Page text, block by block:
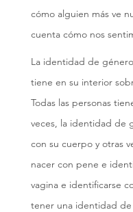
cómo alguien más ve
cuenta cómo nos
La identidad de
tiene en su interior
Todas las personas
veces, la identidad de
con su cuerpo y otras
nacer con pene e
vagina e identificarse
tener una identidad